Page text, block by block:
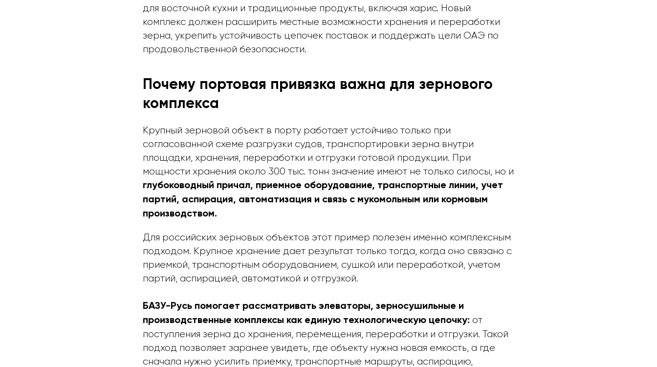
для восточной кухни и традиционные продукты, включая харис. Новый
комплекс должен расширить местные возможности хранения и переработки
зерна, укрепить устойчивость цепочек поставок и поддержать цели ОАЭ по
продовольственной безопасности.
Почему портовая привязка важна для зернового
комплекса
Крупный зерновой объект в порту работает устойчиво только при
согласованной схеме разгрузки судов, транспортировки зерна внутри
площадки, хранения, переработки и отгрузки готовой продукции. При
мощности хранения около 300 тыс. тонн значение имеют не только силосы, но и
глубоководный причал, приемное оборудование, транспортные линии, учет
партий, аспирация, автоматизация и связь с мукомольным или кормовым
производством.
Для российских зерновых объектов этот пример полезен именно комплексным
подходом. Крупное хранение дает результат только тогда, когда оно связано с
приемкой, транспортным оборудованием, сушкой или переработкой, учетом
партий, аспирацией, автоматикой и отгрузкой.
БАЗУ-Русь помогает рассматривать элеваторы, зерносушильные и
производственные комплексы как единую технологическую цепочку: от
поступления зерна до хранения, перемещения, переработки и отгрузки. Такой
подход позволяет заранее увидеть, где объекту нужна новая емкость, а где
сначала нужно усилить приемку, транспортные маршруты, аспирацию,